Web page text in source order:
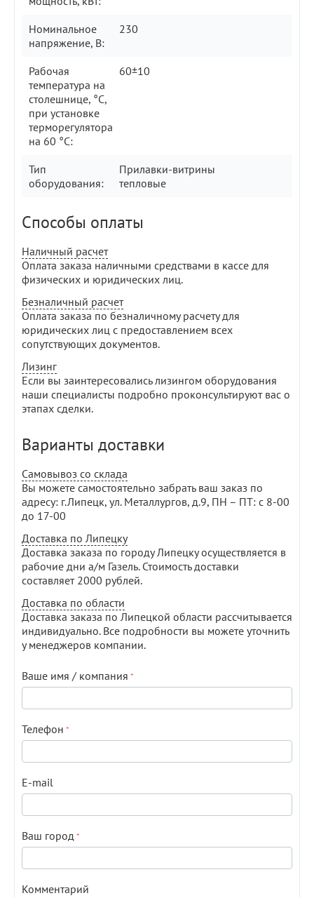
Номинальное
напряжение, В:
230
Рабочая
температура на
столешнице, °С,
при установке
терморегулятора
на 60 °С:
60±10
Тип
оборудования:
Прилавки-витрины
тепловые
Способы оплаты
Наличный расчет
Оплата заказа наличными средствами в кассе для
физических и юридических лиц.
Безналичный расчет
Оплата заказа по безналичному расчету для
юридических лиц с предоставлением всех
сопутствующих документов.
Лизинг
Если вы заинтересовались лизингом оборудования
наши специалисты подробно проконсультируют вас о
этапах сделки.
Варианты доставки
Самовывоз со склада
Вы можете самостоятельно забрать ваш заказ по
адресу: г.Липецк, ул. Металлургов, д.9, ПН – ПТ: с 8-00
до 17-00
Доставка по Липецку
Доставка заказа по городу Липецку осуществляется в
рабочие дни а/м Газель. Стоимость доставки
составляет 2000 рублей.
Доставка по области
Доставка заказа по Липецкой области рассчитывается
индивидуально. Все подробности вы можете уточнить
у менеджеров компании.
Ваше имя / компания
Телефон
E-mail
Ваш город
Комментарий